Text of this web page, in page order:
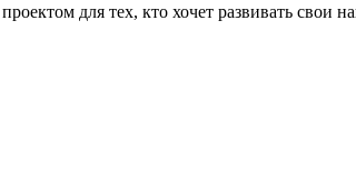
для тех, кто хочет развивать свои